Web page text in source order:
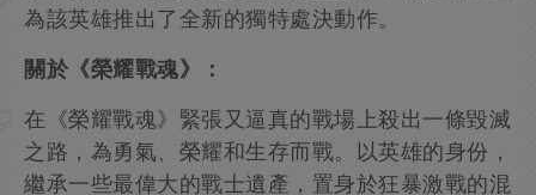
為該英雄推出了全新的獨特處決動作。
關於《榮耀戰魂》：
在《榮耀戰魂》緊張又逼真的戰場上殺出一條毀滅
之路，為勇氣、榮耀和生存而戰。以英雄的身份，
繼承一些最偉大的戰士遺產，置身於狂暴激戰的混